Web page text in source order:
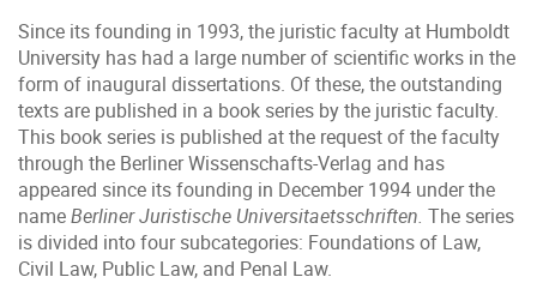
Since its founding in 1993, the juristic faculty at Humboldt
University has had a large number of scientific works in the
form of inaugural dissertations. Of these, the outstanding
texts are published in a book series by the juristic faculty.
This book series is published at the request of the faculty
through the Berliner Wissenschafts-Verlag and has
appeared since its founding in December 1994 under the
nameBerliner Juristische Universitaetsschriften. The series
is divided into four subcategories: Foundations of Law,
Civil Law, Public Law, and Penal Law.